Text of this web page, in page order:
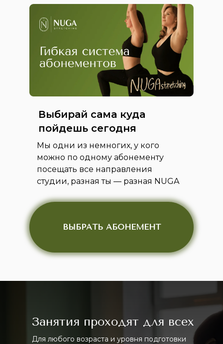
ПОДРОБНЕЕ
ПОДРОБНЕЕ
ПОДРОБНЕЕ
ПОДРОБНЕЕ
ПОДРОБНЕЕ
ПОДРОБНЕЕ
ПОДРОБНЕЕ
Выбирай сама куда
пойдешь сегодня
Мы одни из немногих, у кого
можно по одному абонементу
посещать все направления
студии, разная ты — разная NUGA
ВЫБРАТЬ АБОНЕМЕНТ
Занятия проходят для всех
Для любого возраста и уровня подготовки